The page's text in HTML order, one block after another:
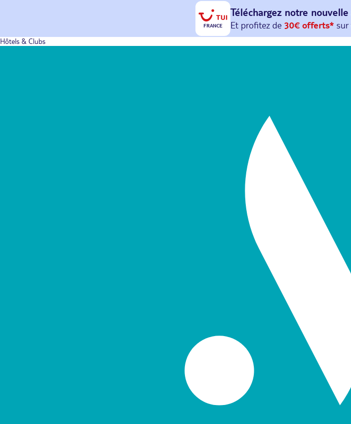
FRANCE
Téléchargez notre nouvelle
Et profitez de 30€ offerts*sur
avec le code : HAPPYAPP
Hôtels & Clubs